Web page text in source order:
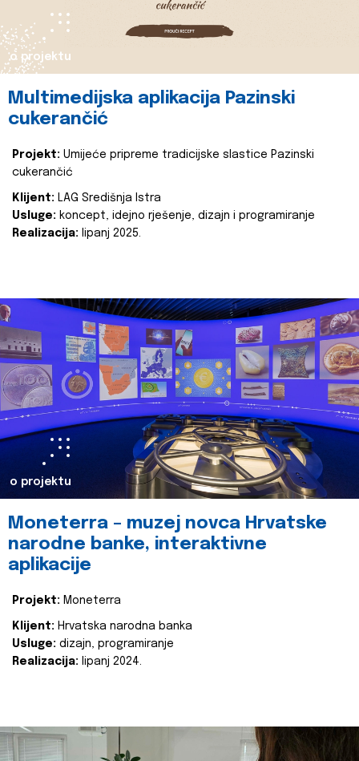
o projektu
Multimedijska aplikacija Pazinski
cukerančić
Projekt: Umijeće pripreme tradicijske slastice Pazinski
cukerančić
Klijent: LAG Središnja Istra
Usluge: koncept, idejno rješenje, dizajn i programiranje
Realizacija: lipanj 2025.
o projektu
Moneterra – muzej novca Hrvatske
narodne banke, interaktivne
aplikacije
Projekt: Moneterra
Klijent: Hrvatska narodna banka
Usluge: dizajn, programiranje
Realizacija: lipanj 2024.